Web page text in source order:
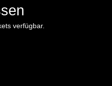
verfügbar.